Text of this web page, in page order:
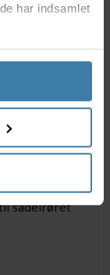
har indsamlet
E
38 tænder
sadelrøret